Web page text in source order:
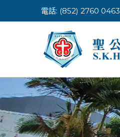
to
電話: (852) 2760 0463